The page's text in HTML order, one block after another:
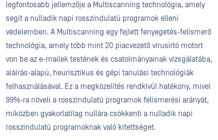
legfontosabb jellemzője a Multiscanning technológia, amely
segít a nulladik napi rosszindulatú programok elleni
védelemben. A Multiscanning egy fejlett fenyegetés-felismerő
technológia, amely több mint 20 piacvezető vírusirtó motort
von be az e-mailek testének és csatolmányainak vizsgálatába,
aláírás-alapú, heurisztikus és gépi tanulási technológiák
felhasználásával. Ez a megközelítés rendkívül hatékony, mivel
99%-ra növeli a rosszindulatú programok felismerési arányát,
miközben gyakorlatilag nullára csökkenti a nulladik napi
rosszindulatú programoknak való kitettséget.